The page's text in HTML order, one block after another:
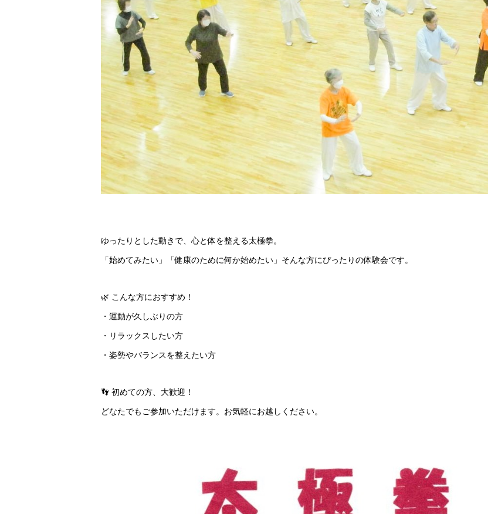
ゆったりとした動きで、心と体を整える太極拳。
「始めてみたい」「健康のために何か始めたい」そんな方にぴったりの体験会です。
🌿 こんな方におすすめ！
・運動が久しぶりの方
・リラックスしたい方
・姿勢やバランスを整えたい方
👣 初めての方、大歓迎！
どなたでもご参加いただけます。お気軽にお越しください。